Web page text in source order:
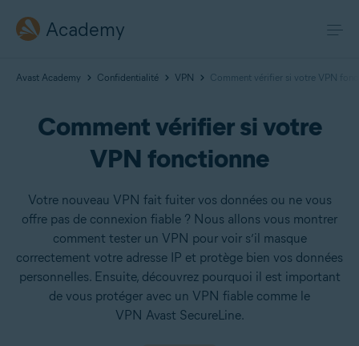
Academy
Avast Academy Confidentialité VPN Comment vérifier si votre VPN
Comment vérifier si votre
VPN fonctionne
Votre nouveau VPN fait fuiter vos données ou ne vous
offre pas de connexion fiable ? Nous allons vous montrer
comment tester un VPN pour voir s’il masque
correctement votre adresse IP et protège bien vos données
personnelles. Ensuite, découvrez pourquoi il est important
de vous protéger avec un VPN fiable comme le
VPN Avast SecureLine.